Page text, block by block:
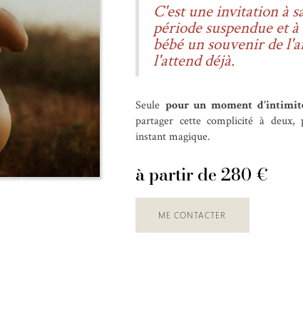
C'est une invitation à
période suspendue et
bébé un souvenir de
l'attend déjà.
Seule pour un moment
partager cette complicité à
instant magique.
à partir de 280 €
ME CONTACTER